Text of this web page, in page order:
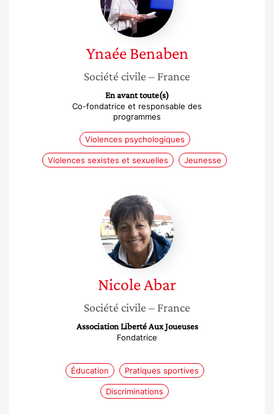
Ynaée Benaben
Société civile – France
En avant toute(s)
Co-fondatrice et responsable des
programmes
Violences psychologiques
Violences sexistes et sexuelles Jeunesse
Nicole
Abar
NicoleAbar
Société civile – France
Association Liberté Aux Joueuses
Fondatrice
Éducation Pratiques sportives
Discriminations